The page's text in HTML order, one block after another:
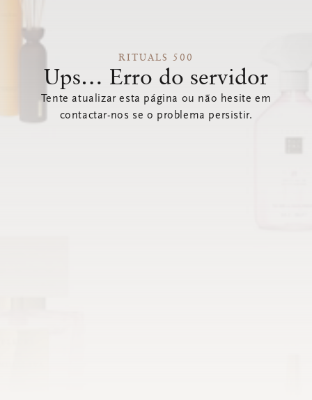
RITUALS 500
Ups… Erro do servidor
Tente atualizar esta página ou não hesite em
contactar-nos se o problema persistir.